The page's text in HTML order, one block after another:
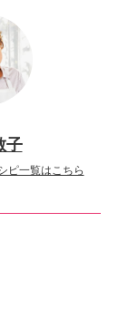
子
ピ一覧はこちら